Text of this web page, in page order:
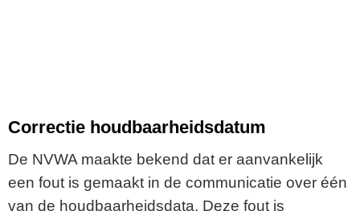
Correctie houdbaarheidsdatum
De NVWA maakte bekend dat er aanvankelijk
een fout is gemaakt in de communicatie over één
van de houdbaarheidsdata. Deze fout is